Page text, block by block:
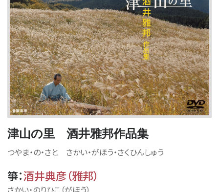
津山の里 酒井雅邦作品集
つやま・の・さと さかい・がほう・さくひんしゅう
箏：酒井典彦（雅邦）
さかい・のりひこ（がほう）